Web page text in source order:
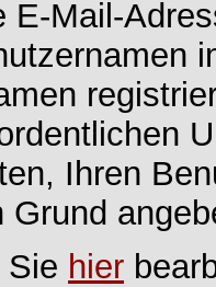
E-Mail-
Ihren
Grund
Sie hier